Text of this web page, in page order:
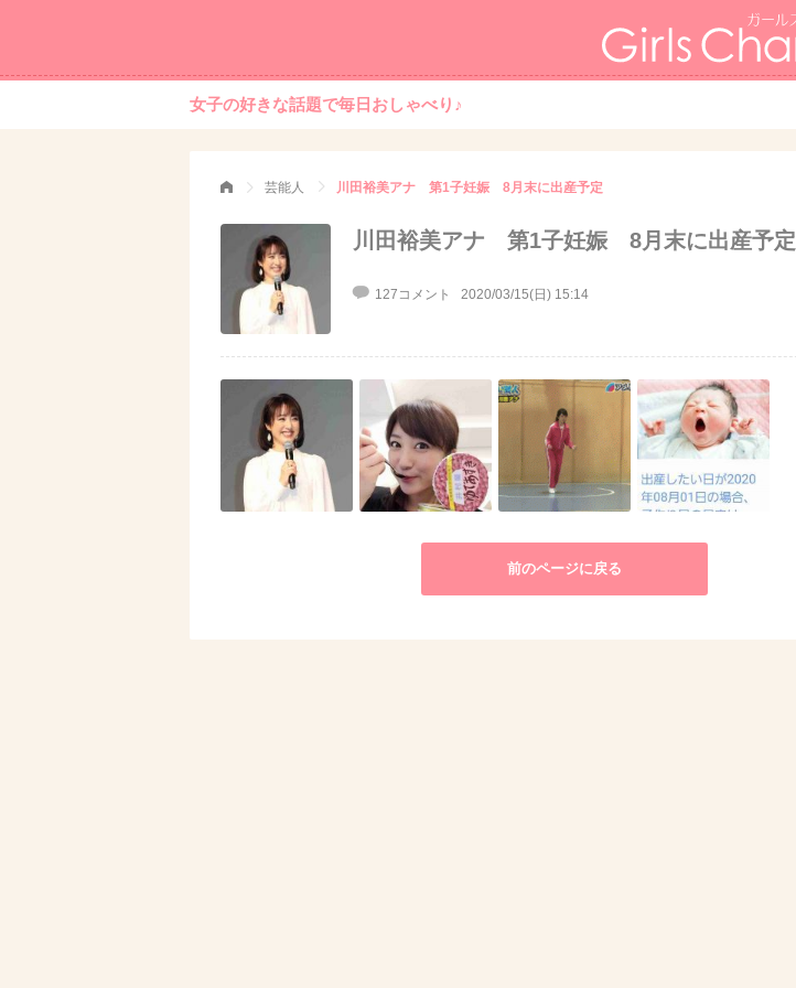
女子の好きな話題で毎日おしゃべり♪
芸能人 川田裕美アナ 第1子妊娠 8月末に出産予定
川田裕美アナ 第1子妊娠 8月末に出産予定
127コメント 2020/03/15(日) 15:14
前のページに戻る